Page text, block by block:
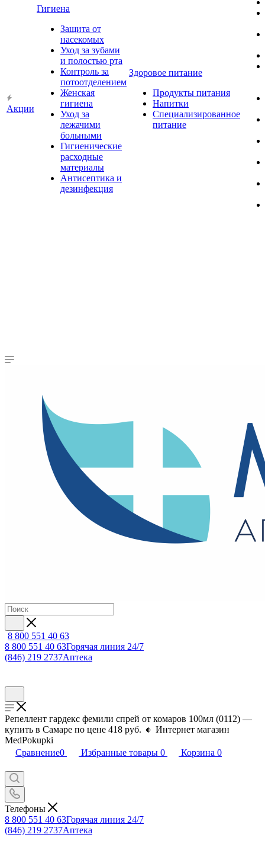
Акции
Гигиена
Защита от
насекомых
Уход за зубами
и полостью рта
Контроль за
потоотделением
Женская
гигиена
Уход за
лежачими
больными
Гигиенические
расходные
материалы
Антисептика и
дезинфекция
Здоровое питание
Продукты питания
Напитки
Специализированное
питание
8 800 551 40 63
8 800 551 40 63Горячая линия 24/7
(846) 219 2737Аптека
Репеллент гардекс фемили спрей от комаров 100мл (0112) —
купить в Самаре по цене 418 руб. 🔸 Интернет магазин
MedPokupki
Сравнение0 Избранные товары 0 Корзина 0
Телефоны
8 800 551 40 63Горячая линия 24/7
(846) 219 2737Аптека